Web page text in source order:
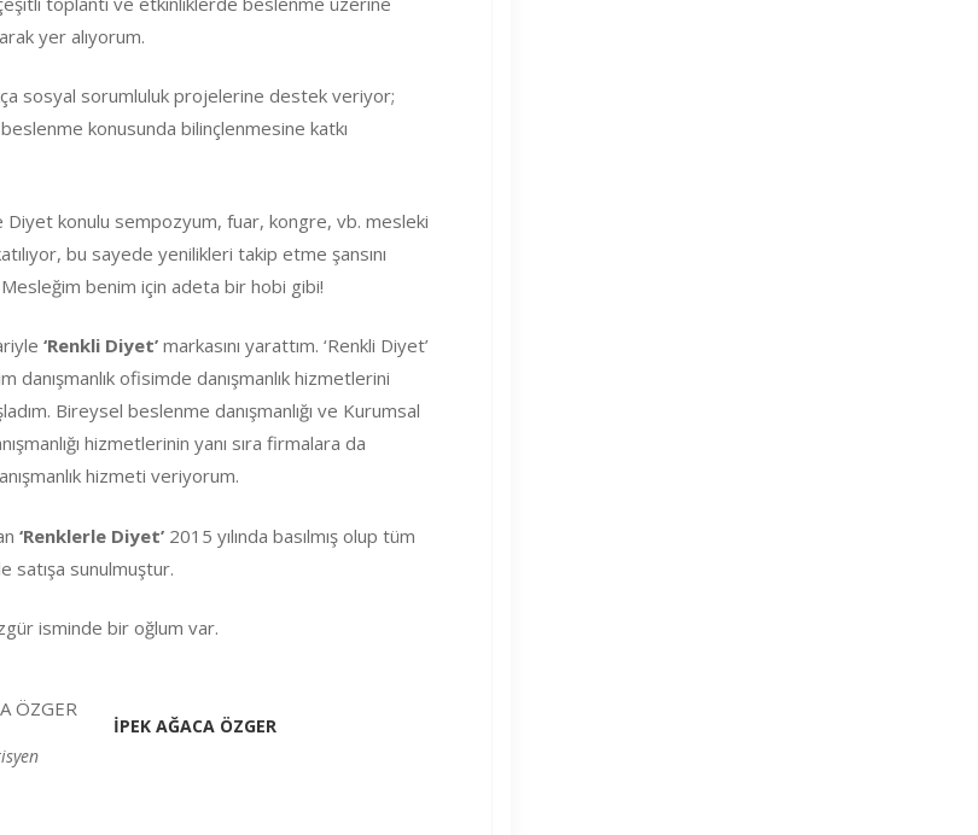
yer alıyorum.
sosyal sorumluluk projelerine destek veriyor;
beslenme konusunda bilinçlenmesine katkı
Diyet konulu sempozyum, fuar, kongre, vb. mesleki
bu sayede yenilikleri takip etme şansını
Mesleğim benim için adeta bir hobi gibi!
‘Renkli Diyet’ markasını yarattım. ‘Renkli Diyet’
danışmanlık ofisimde danışmanlık hizmetlerini
Bireysel beslenme danışmanlığı ve Kurumsal
hizmetlerinin yanı sıra firmalara da
hizmeti veriyorum.
‘Renklerle Diyet’ 2015 yılında basılmış olup tüm
satışa sunulmuştur.
isminde bir oğlum var.
İPEK AĞACA ÖZGER